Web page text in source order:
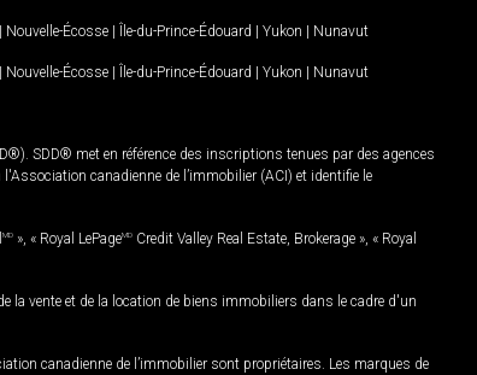
| Nouvelle-Écosse | Île-du-Prince-Édouard | Yukon | Nunavut
| Nouvelle-Écosse | Île-du-Prince-Édouard | Yukon | Nunavut
SDD® met en référence des inscriptions tenues par des agences
canadienne de l’immobilier (ACI) et identifie le
MD », « Royal LePageMD Credit Valley Real Estate, Brokerage », « Royal
la vente et de la location de biens immobiliers dans le cadre d'un
canadienne de l’immobilier sont propriétaires. Les marques de